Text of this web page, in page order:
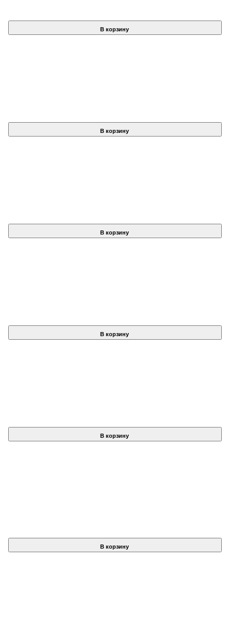
В корзину
В корзину
В корзину
В корзину
В корзину
В корзину